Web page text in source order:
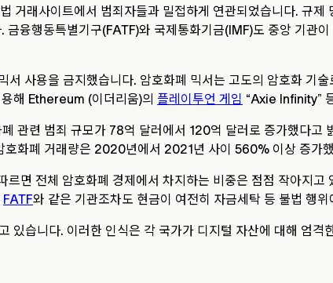
거래사이트에서 범죄자들과 밀접하게 연관되었습니다. 규제
융행동특별기구(FATF)와 국제통화기금(IMF)도 중앙 기관
서 사용을 금지했습니다. 암호화폐 믹서는 고도의 암호화 기
해 Ethereum (이더리움)의 플레이투언 게임 “Axie Infinity”
관련 범죄 규모가 78억 달러에서 120억 달러로 증가했다고
화폐 거래량은 2020년에서 2021년 사이 560% 이상 증가
면 전체 암호화폐 경제에서 차지하는 비중은 점점 작아지
FATF와 같은 기관조차도 현금이 여전히 자금세탁 등 불법 행
있습니다. 이러한 인식은 각 국가가 디지털 자산에 대해 엄격